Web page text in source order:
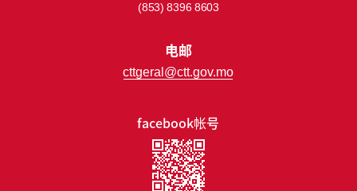
facebook帐号
(853) 8396 8603
电邮
cttgeral@ctt.gov.mo